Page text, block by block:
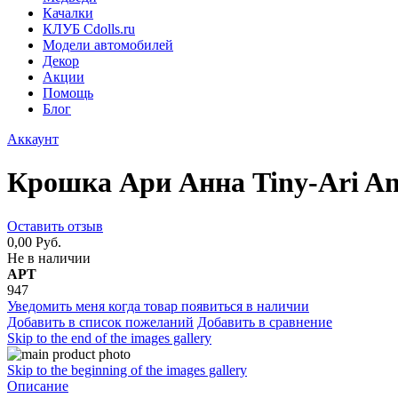
Качалки
КЛУБ Cdolls.ru
Модели автомобилей
Декор
Акции
Помощь
Блог
Аккаунт
Крошка Ари Анна Tiny-Ari
Оставить отзыв
0,00 Руб.
Не в наличии
АРТ
947
Уведомить меня когда товар появиться в наличии
Добавить в список пожеланий Добавить в сравнение
Skip to the end of the images gallery
Skip to the beginning of the images gallery
Описание